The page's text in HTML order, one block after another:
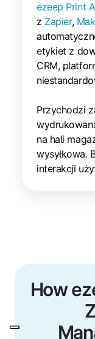
ezeep Print
z Zapier,
etykiet z
CRM,
Przychodzi
na hali
wysyłkowa.
interakcji
How